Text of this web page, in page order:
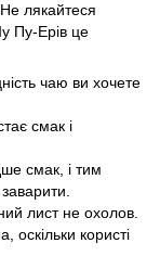
Не лякайтеся
Пу-Ерів це
чаю ви хочете
смак і
смак, і тим
лист не охолов.
користі